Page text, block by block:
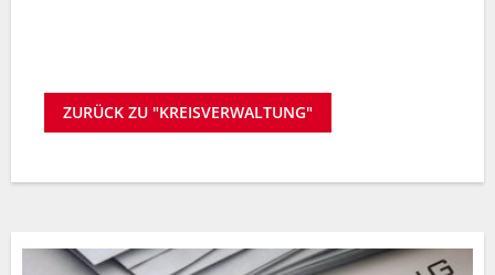
ZURÜCK ZU "KREISVERWALTUNG"